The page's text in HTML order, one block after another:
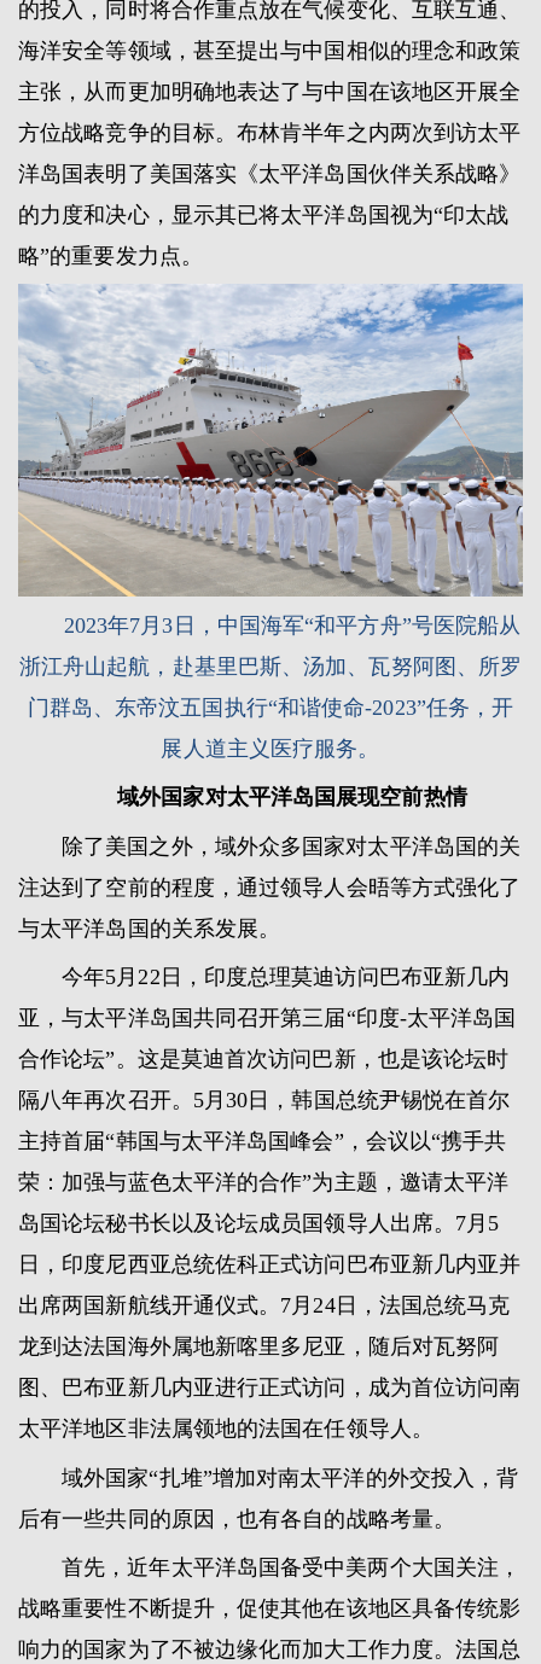
的投入，同时将合作重点放在气候变化、互联互通、
海洋安全等领域，甚至提出与中国相似的理念和政策
主张，从而更加明确地表达了与中国在该地区开展全
方位战略竞争的目标。布林肯半年之内两次到访太平
洋岛国表明了美国落实《太平洋岛国伙伴关系战略》
的力度和决心，显示其已将太平洋岛国视为“印太战
略”的重要发力点。
2023年7月3日，中国海军“和平方舟”号医院船从
浙江舟山起航，赴基里巴斯、汤加、瓦努阿图、所罗
门群岛、东帝汶五国执行“和谐使命-2023”任务，开
展人道主义医疗服务。
域外国家对太平洋岛国展现空前热情
除了美国之外，域外众多国家对太平洋岛国的关
注达到了空前的程度，通过领导人会晤等方式强化了
与太平洋岛国的关系发展。
今年5月22日，印度总理莫迪访问巴布亚新几内
亚，与太平洋岛国共同召开第三届“印度-太平洋岛国
合作论坛”。这是莫迪首次访问巴新，也是该论坛时
隔八年再次召开。5月30日，韩国总统尹锡悦在首尔
主持首届“韩国与太平洋岛国峰会”，会议以“携手共
荣：加强与蓝色太平洋的合作”为主题，邀请太平洋
岛国论坛秘书长以及论坛成员国领导人出席。7月5
日，印度尼西亚总统佐科正式访问巴布亚新几内亚并
出席两国新航线开通仪式。7月24日，法国总统马克
龙到达法国海外属地新喀里多尼亚，随后对瓦努阿
图、巴布亚新几内亚进行正式访问，成为首位访问南
太平洋地区非法属领地的法国在任领导人。
域外国家“扎堆”增加对南太平洋的外交投入，背
后有一些共同的原因，也有各自的战略考量。
首先，近年太平洋岛国备受中美两个大国关注，
战略重要性不断提升，促使其他在该地区具备传统影
响力的国家为了不被边缘化而加大工作力度。法国总